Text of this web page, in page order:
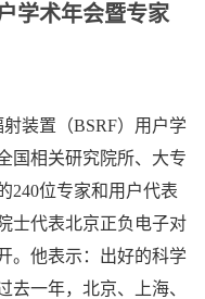
学术年会暨专家
装置（BSRF）用户学
国相关研究院所、大专
240位专家和用户代表
士代表北京正负电子对
。他表示：出好的科学
去一年，北京、上海、